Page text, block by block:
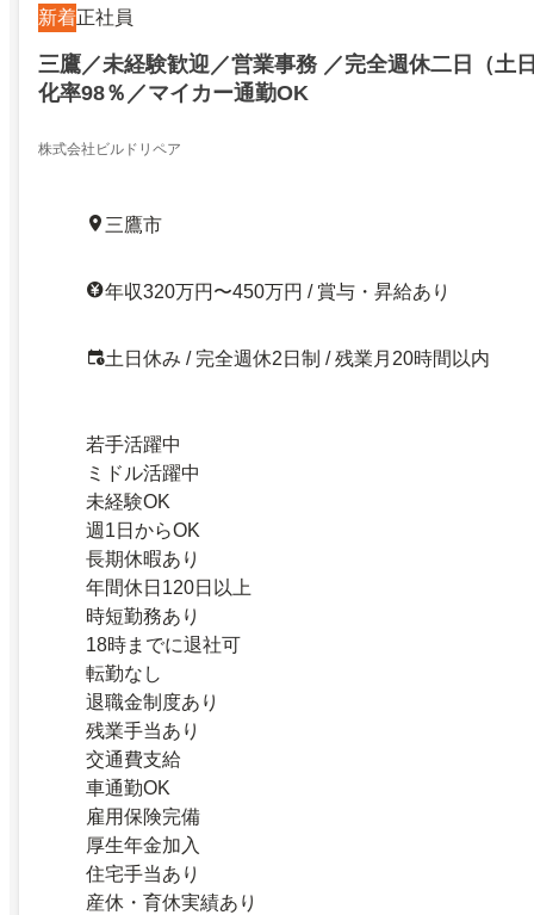
新着正社員
三鷹／未経験歓迎／営業事務 ／完全週休二日（土
化率98％／マイカー通勤OK
株式会社ビルドリペア
三鷹市
年収320万円〜450万円 / 賞与・昇給あり
土日休み / 完全週休2日制 / 残業月20時間以内
若手活躍中
ミドル活躍中
未経験OK
週1日からOK
長期休暇あり
年間休日120日以上
時短勤務あり
18時までに退社可
転勤なし
退職金制度あり
残業手当あり
交通費支給
車通勤OK
雇用保険完備
厚生年金加入
住宅手当あり
産休・育休実績あり